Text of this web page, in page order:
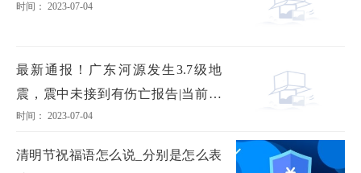
时间： 2023-07-04
最新通报！广东河源发生3.7级地
震，震中未接到有伤亡报告|当前通
讯
时间： 2023-07-04
清明节祝福语怎么说_分别是怎么表